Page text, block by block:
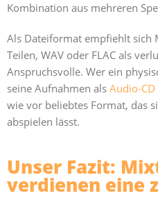
Kombination aus mehreren
Als Dateiformat empfiehlt sich
Teilen, WAV oder FLAC als
Anspruchsvolle. Wer ein
seine Aufnahmen als Audio-CD
wie vor beliebtes Format, das
abspielen lässt.
Unser Fazit:
verdienen eine